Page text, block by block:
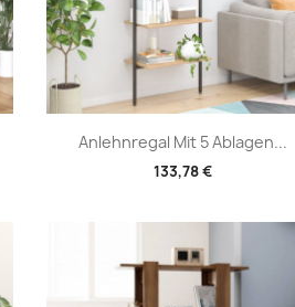
Anlehnregal Mit 5 Ablagen...
133,78 €
Vorschau